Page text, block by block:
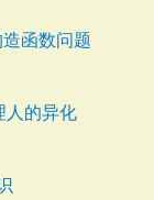
函数问题
人的异化